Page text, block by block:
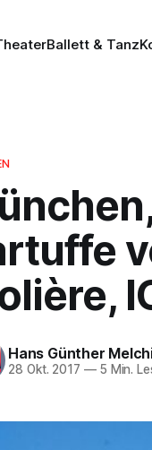
Ballett & Tanz
Hans Günther
28 Okt. 2017 —5 Min.